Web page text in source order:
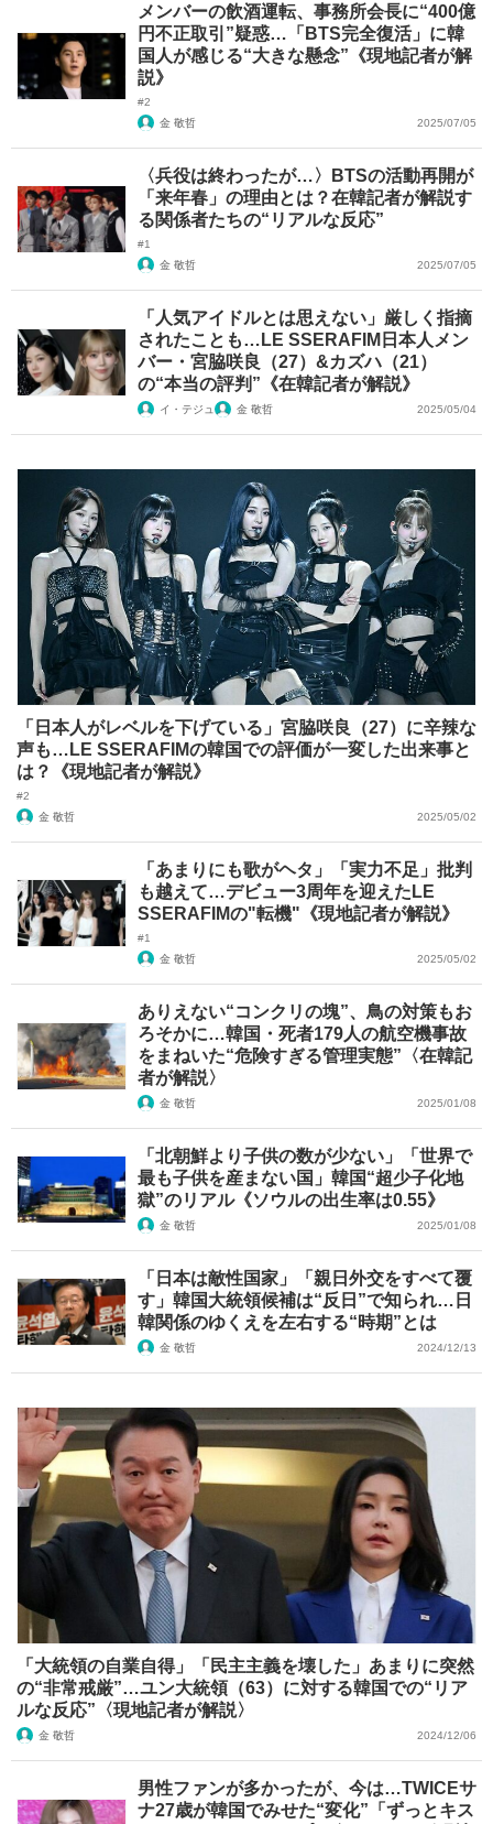
メンバーの飲酒運転、事務所会長に“400億
円不正取引”疑惑…「BTS完全復活」に韓
国人が感じる“大きな懸念”《現地記者が解
説》
#2
金 敬哲
2025/07/05
〈兵役は終わったが…〉BTSの活動再開が
「来年春」の理由とは？在韓記者が解説す
る関係者たちの“リアルな反応”
#1
金 敬哲
2025/07/05
「人気アイドルとは思えない」厳しく指摘
されたことも…LE SSERAFIM日本人メン
バー・宮脇咲良（27）&カズハ（21）
の“本当の評判”《在韓記者が解説》
イ・テジュ 金 敬哲 2025/05/04
「日本人がレベルを下げている」宮脇咲良（27）に辛辣な
声も…LE SSERAFIMの韓国での評価が一変した出来事と
は？《現地記者が解説》
#2
金 敬哲
2025/05/02
「あまりにも歌がヘタ」「実力不足」批判
も越えて…デビュー3周年を迎えたLE
SSERAFIMの"転機"《現地記者が解説》
#1
金 敬哲
2025/05/02
ありえない“コンクリの塊”、鳥の対策もお
ろそかに…韓国・死者179人の航空機事故
をまねいた“危険すぎる管理実態”〈在韓記
者が解説〉
金 敬哲 2025/01/08
「北朝鮮より子供の数が少ない」「世界で
最も子供を産まない国」韓国“超少子化地
獄”のリアル《ソウルの出生率は0.55》
金 敬哲 2025/01/08
「日本は敵性国家」「親日外交をすべて覆
す」韓国大統領候補は“反日”で知られ…日
韓関係のゆくえを左右する“時期”とは
金 敬哲 2024/12/13
「大統領の自業自得」「民主主義を壊した」あまりに突然
の“非常戒厳”…ユン大統領（63）に対する韓国での“リア
ルな反応”〈現地記者が解説〉
金 敬哲 2024/12/06
男性ファンが多かったが、今は…TWICEサ
ナ27歳が韓国でみせた“変化”「ずっとキス